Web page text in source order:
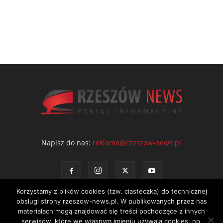
Napisz do nas: reklama@rzeszow-news.pl
Korzystamy z plików cookies (tzw. ciasteczka) do technicznej
obsługi strony rzeszow-news.pl. W publikowanych przez nas
materiałach mogą znajdować się treści pochodzące z innych
serwisów, które we własnym imieniu używają cookies, np.